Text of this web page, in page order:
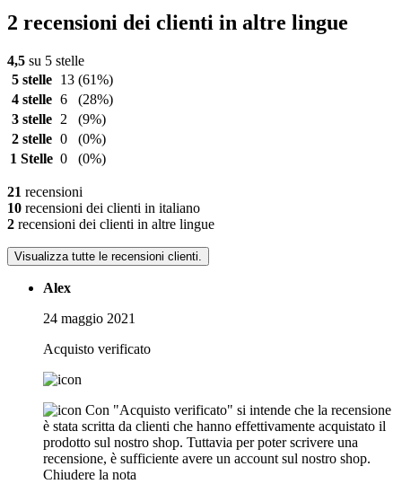
2 recensioni dei clienti in altre lingue
4,5 su 5 stelle
5 stelle
13 (61%)
4 stelle 6
(28%)
3 stelle
2
(9%)
2 stelle 0
(0%)
1 Stelle 0 (0%)
21 recensioni
10 recensioni dei clienti in italiano
2 recensioni dei clienti in altre lingue
Visualizza tutte le recensioni clienti.
Alex
24 maggio 2021
Acquisto verificato
Con "Acquisto verificato" si intende che la recensione
è stata scritta da clienti che hanno effettivamente acquistato il
prodotto sul nostro shop. Tuttavia per poter scrivere una
recensione, è sufficiente avere un account sul nostro shop.
Chiudere la nota